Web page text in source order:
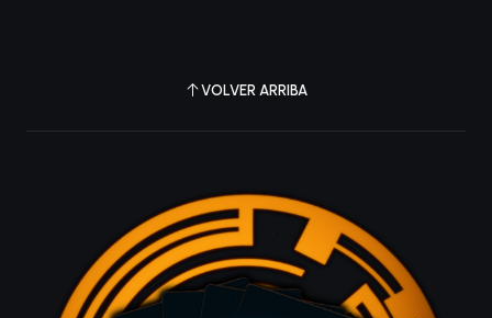
VOLVER ARRIBA